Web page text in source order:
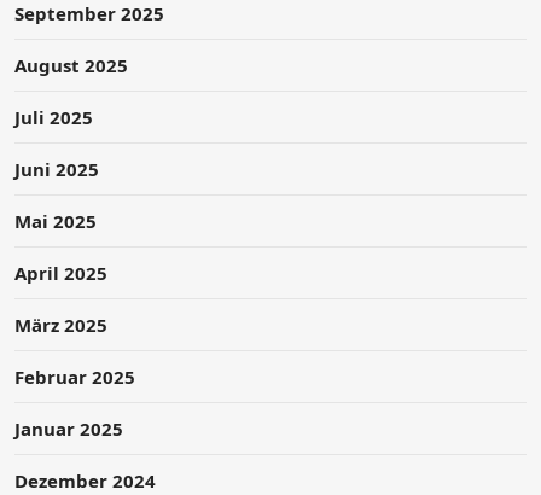
September 2025
August 2025
Juli 2025
Juni 2025
Mai 2025
April 2025
März 2025
Februar 2025
Januar 2025
Dezember 2024